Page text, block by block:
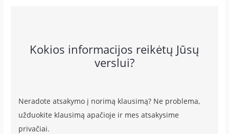
Kokios informacijos reikėtų Jūsų
verslui?
Neradote atsakymo į norimą klausimą? Ne problema,
užduokite klausimą apačioje ir mes atsakysime
privačiai.